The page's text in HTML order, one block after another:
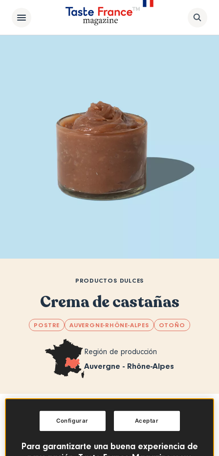
PRODUCTOS DULCES
Crema de castañas
POSTRE AUVERGNE-RHÔNE-ALPES OTOÑO
Región de producción
Auvergne - Rhône-Alpes
Para garantizarte una buena experiencia de
Aceptar
Configurar